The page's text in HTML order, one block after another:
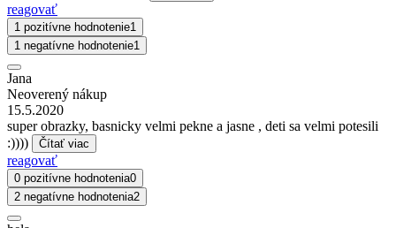
reagovať
1 pozitívne hodnotenie1
1 negatívne hodnotenie1
Jana
Neoverený nákup
15.5.2020
super obrazky, basnicky velmi pekne a jasne , deti sa velmi potesili
:))))
Čítať viac
reagovať
0 pozitívne hodnotenia0
2 negatívne hodnotenia2